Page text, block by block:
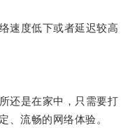
度低下或者延迟较高
是在家中，只需要打
、流畅的网络体验。